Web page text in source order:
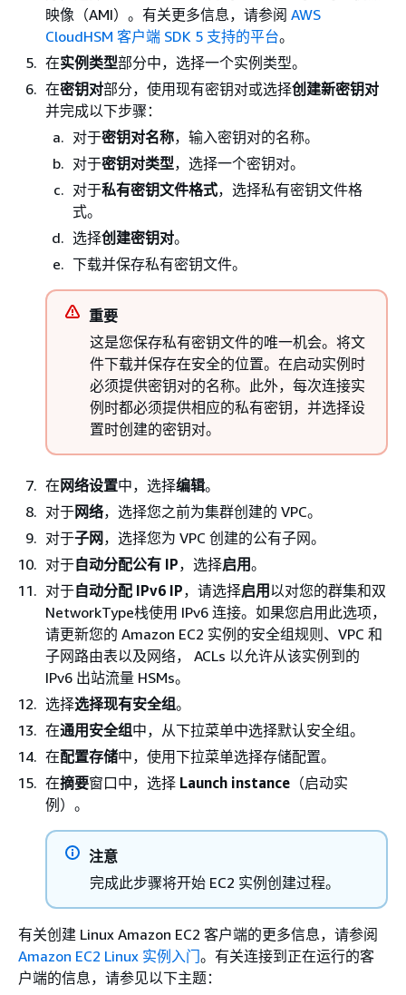
映像（AMI）。有关更多信息，请参阅 AWS
CloudHSM 客户端 SDK 5 支持的平台。
在实例类型部分中，选择一个实例类型。
在密钥对部分，使用现有密钥对或选择创建新密钥对
并完成以下步骤：
对于密钥对名称，输入密钥对的名称。
对于密钥对类型，选择一个密钥对。
对于私有密钥文件格式，选择私有密钥文件格
式。
选择创建密钥对。
下载并保存私有密钥文件。
重要
这是您保存私有密钥文件的唯一机会。将文
件下载并保存在安全的位置。在启动实例时
必须提供密钥对的名称。此外，每次连接实
例时都必须提供相应的私有密钥，并选择设
置时创建的密钥对。
在 网络设置中，选择编辑。
对于网络，选择您之前为集群创建的 VPC。
对于子网 ，选择您为 VPC 创建的公有子网。
对于自动分配公有 IP，选择启用。
对于自动分配 IPv6 IP，请选择启用 以对您的群集和双
NetworkType栈使用 IPv6 连接。如果您启用此选项，
请更新您的 Amazon EC2 实例的安全组规则、VPC 和
子网路由表以及网络， ACLs 以允许从该实例到的
IPv6 出站流量 HSMs。
选择选择现有安全组。
在通用安全组中，从下拉菜单中选择默认安全组。
在配置存储中，使用下拉菜单选择存储配置。
在摘要窗口中，选择 Launch instance （启动实
例）。
注意
完成此步骤将开始 EC2 实例创建过程。
有关创建 Linux Amazon EC2 客户端的更多信息，请参阅
Amazon EC2 Linux 实例入门。有关连接到正在运行的客
户端的信息，请参见以下主题：